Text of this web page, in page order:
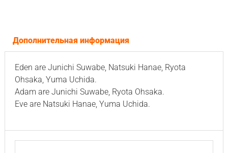
Дополнительная информация
Eden are Junichi Suwabe, Natsuki Hanae, Ryota
Ohsaka, Yuma Uchida.
Adam are Junichi Suwabe, Ryota Ohsaka.
Eve are Natsuki Hanae, Yuma Uchida.